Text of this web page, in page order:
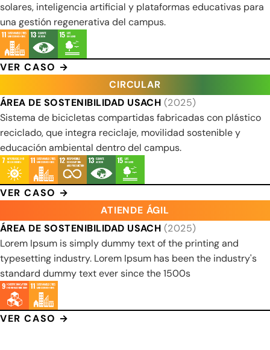
solares, inteligencia artificial y plataformas educativas para
una gestión regenerativa del campus.
VER CASO →
CIRCULAR
ÁREA DE SOSTENIBILIDAD USACH (2025)
Sistema de bicicletas compartidas fabricadas con plástico
reciclado, que integra reciclaje, movilidad sostenible y
educación ambiental dentro del campus.
VER CASO →
ATIENDE ÁGIL
ÁREA DE SOSTENIBILIDAD USACH (2025)
Lorem Ipsum is simply dummy text of the printing and
typesetting industry. Lorem Ipsum has been the industry's
standard dummy text ever since the 1500s
VER CASO →